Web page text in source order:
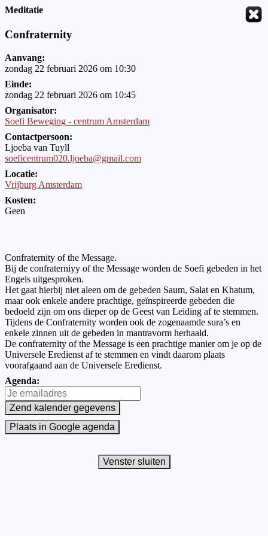
Meditatie
Confraternity
Aanvang:
zondag 22 februari 2026 om 10:30
Einde:
zondag 22 februari 2026 om 10:45
Organisator:
Soefi Beweging - centrum Amsterdam
Contactpersoon:
Ljoeba van Tuyll
soeficentrum020.ljoeba@gmail.com
Locatie:
Vrijburg Amsterdam
Kosten:
Geen
Confraternity of the Message.
Bij de confraterniyy of the Message worden de Soefi gebeden in het
Engels uitgesproken.
Het gaat hierbij niet aleen om de gebeden Saum, Salat en Khatum,
maar ook enkele andere prachtige, geïnspireerde gebeden die
bedoeld zijn om ons dieper op de Geest van Leiding af te stemmen.
Tijdens de Confraternity worden ook de zogenaamde sura’s en
enkele zinnen uit de gebeden in mantravorm herhaald.
De confraternity of the Message is een prachtige manier om je op de
Universele Eredienst af te stemmen en vindt daarom plaats
voorafgaand aan de Universele Eredienst.
Agenda: